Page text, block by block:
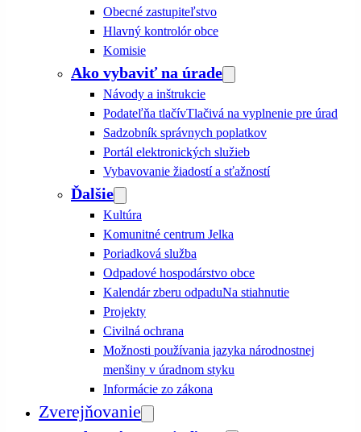
Obecné zastupiteľstvo
Hlavný kontrolór obce
Komisie
Ako vybaviť na úrade
Návody a inštrukcie
Podateľňa tlačívTlačivá na vyplnenie pre úrad
Sadzobník správnych poplatkov
Portál elektronických služieb
Vybavovanie žiadostí a sťažností
Ďalšie
Kultúra
Komunitné centrum Jelka
Poriadková služba
Odpadové hospodárstvo obce
Kalendár zberu odpaduNa stiahnutie
Projekty
Civilná ochrana
Možnosti používania jazyka národnostnej
menšiny v úradnom styku
Informácie zo zákona
Zverejňovanie